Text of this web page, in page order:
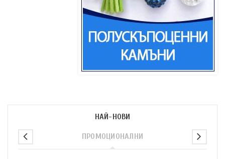
НАЙ-НОВИ
ПРОМОЦИОНАЛНИ